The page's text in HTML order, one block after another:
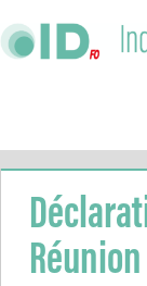
to
Direction